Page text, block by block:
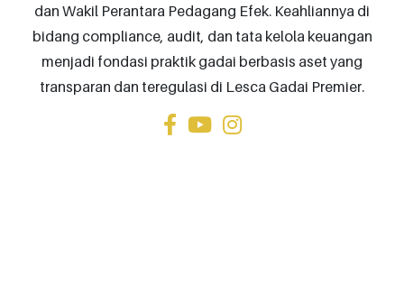
dan Wakil Perantara Pedagang Efek. Keahliannya di
bidang compliance, audit, dan tata kelola keuangan
menjadi fondasi praktik gadai berbasis aset yang
transparan dan teregulasi di Lesca Gadai Premier.